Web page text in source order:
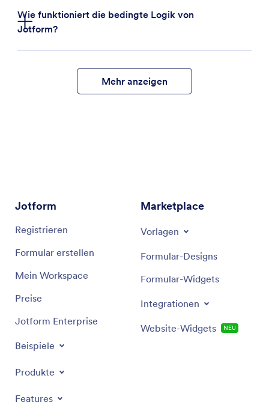
verbergen Sie Felder basierend auf den
Benutzereingaben, um Ihre Formulare prägnant
Abbrüche, indem Sie Formulare verkürzen und
irrelevante Fragen entfernen.
Wie funktioniert die bedingte Logik von
Jotform?
Erstellen Sie Ihr Formular:Nutzen Sie zunächst
den intuitiven Drag-and-Drop Generator von
Jotform, um Ihr erstes Formular zu erstellen,
indem Sie die benötigten Felder und Fragen
hinzufügen.
Zugriff auf Einstellungen für bedingte Logik:
Klicken Sie im Formulargenerator auf den Tab
Einstellungen und wählen Sie dann
Bedingungen, um mit der Definition von Regeln
zu beginnen.
wünschen, z. B. „Feld ein-/ausblenden“, „Zu
Mehr anzeigen
Jotform
Registrieren
Formular erstellen
Mein Workspace
Preise
Jotform Enterprise
Beispiele
Produkte
Features
Marketplace
Vorlagen
Formular-Designs
Formular-Widgets
Integrationen
Website-Widgets NEU